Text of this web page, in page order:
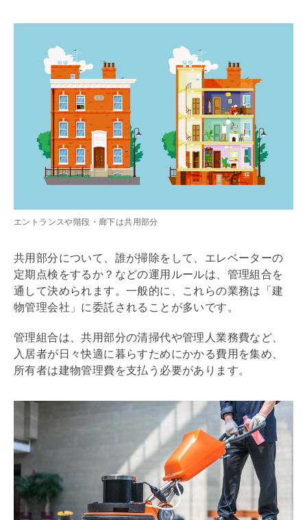
エントランスや階段・廊下は共用部分
共用部分について、誰が掃除をして、エレベーターの
定期点検をするか？などの運用ルールは、 管理組合を
通して決められます。一般的に、これらの業務は「建
物管理会社 」に委託されることが多いです。
管理組合は、共用部分の清掃代や管理人業務費など、
入居者が日々快適に暮らすためにかかる費用を集め、
所有者は建物管理費を支払う必要があります。